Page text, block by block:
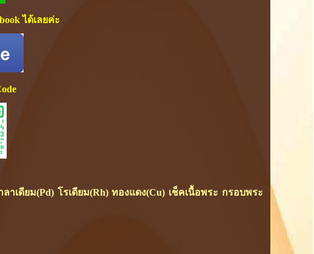
ได้เลยค่ะ
าเดียม(Pd) โรเดียม(Rh) ทองแดง(Cu) เช็คเนื้อพระ กรอบพระ